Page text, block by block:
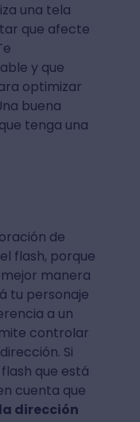
una tela
que afecte
y que
optimizar
buena
tenga una
de
flash, porque
manera
tu personaje
a un
controlar
Si
que está
cuenta que
dirección